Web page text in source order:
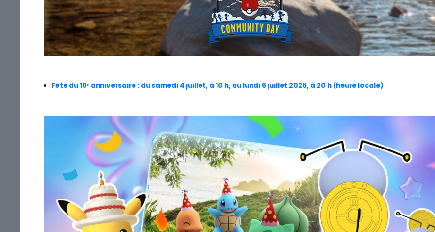
Fête du 10ᵉ anniversaire : du samedi 4 juillet, à 10 h, au lundi 6 juillet 2026, à 20 h (heure locale)